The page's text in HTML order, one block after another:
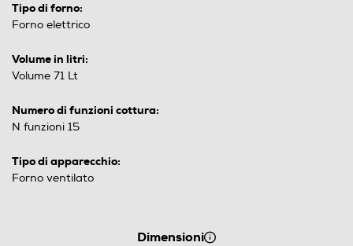
Tipo di forno:
Forno elettrico
Volume in litri:
Volume 71 Lt
Numero di funzioni cottura:
N funzioni 15
Tipo di apparecchio:
Forno ventilato
Dimensioni